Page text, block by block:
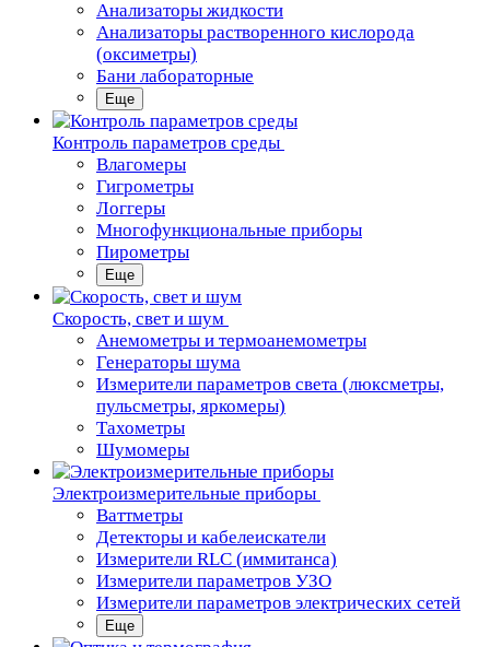
Анализаторы жидкости
Анализаторы растворенного кислорода
(оксиметры)
Бани лабораторные
Еще
Контроль параметров среды
Влагомеры
Гигрометры
Логгеры
Многофункциональные приборы
Пирометры
Еще
Скорость, свет и шум
Анемометры и термоанемометры
Генераторы шума
Измерители параметров света (люксметры,
пульсметры, яркомеры)
Тахометры
Шумомеры
Электроизмерительные приборы
Ваттметры
Детекторы и кабелеискатели
Измерители RLC (иммитанса)
Измерители параметров УЗО
Измерители параметров электрических сетей
Еще